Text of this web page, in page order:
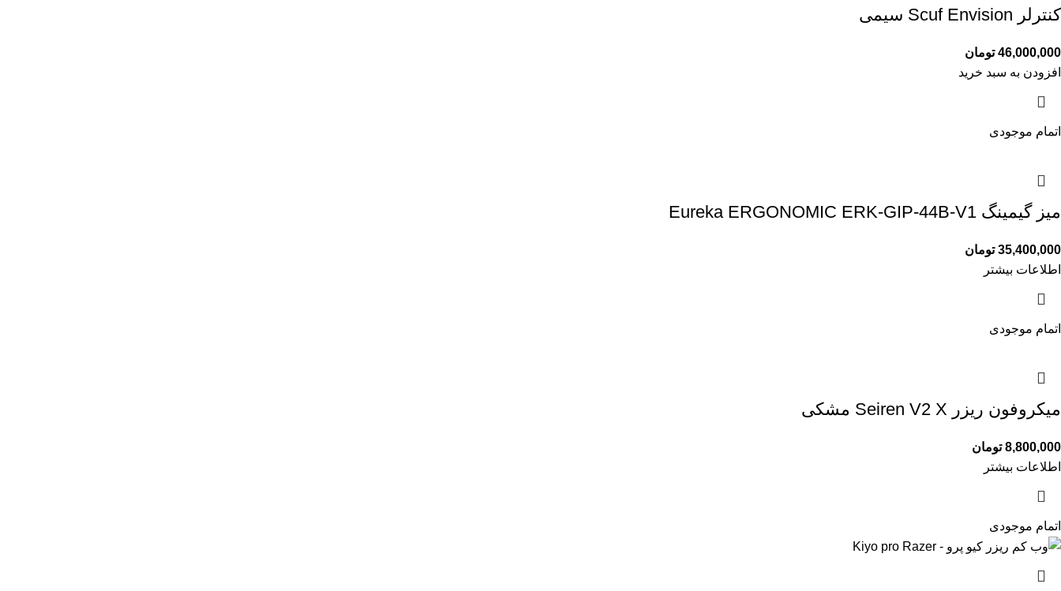
کنترلر Scuf Envision سیمی
46,000,000 تومان
افزودن به سبد خرید
اتمام موجودی
میز گیمینگ Eureka ERGONOMIC ERK-GIP-44B-V1
35,400,000 تومان
اطلاعات بیشتر
اتمام موجودی
میکروفون ریزر Seiren V2 X مشکی
8,800,000 تومان
اطلاعات بیشتر
اتمام موجودی